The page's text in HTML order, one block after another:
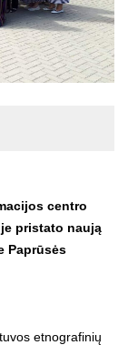
centro
pristato naują
Paprūsės
etnografinių